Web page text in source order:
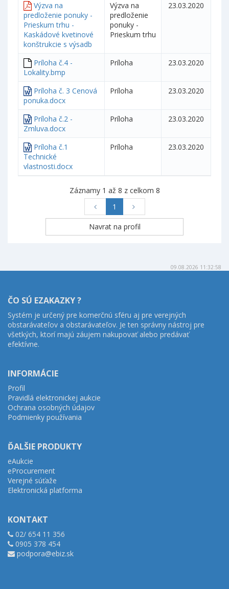
Výzva na
predloženie ponuky -
Prieskum trhu -
Kaskádové kvetinové
konštrukcie s výsadb
Výzva na
predloženie
ponuky -
Prieskum trhu
23.03.2020
Príloha č.4 -
Lokality.bmp
Príloha 23.03.2020
Príloha č. 3 Cenová
ponuka.docx
Príloha 23.03.2020
Príloha č.2 -
Zmluva.docx
Príloha 23.03.2020
Príloha č.1
Technické
vlastnosti.docx
Príloha 23.03.2020
Záznamy 1 až 8 z celkom 8
1
09.08.2026 11:32:58
ČO SÚ EZAKAZKY ?
Systém je určený pre komerčnú sféru aj pre verejných
obstarávateľov a obstarávateľov. Je ten správny nástroj pre
všetkých, ktorí majú záujem nakupovať alebo predávať
efektívne.
INFORMÁCIE
Profil
Pravidlá elektronickej aukcie
Ochrana osobných údajov
Podmienky používania
ĎALŠIE PRODUKTY
eAukcie
eProcurement
Verejné súťaže
Elektronická platforma
KONTAKT
02/ 654 11 356
0905 378 454
podpora@ebiz.sk